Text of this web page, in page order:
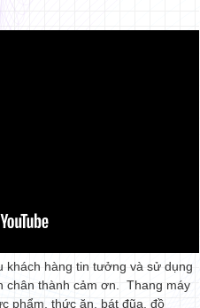
khách hàng tin tưởng và sử dụng
chân thành cảm ơn. Thang máy
phẩm, thức ăn, bát đũa, đồ